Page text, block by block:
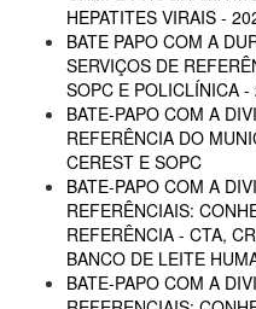
HEPATITES VIRAIS -
BATE PAPO COM A
SERVIÇOS DE
SOPC E POLICLÍNICA -
BATE-PAPO COM A
REFERÊNCIA DO
CEREST E SOPC
BATE-PAPO COM A
REFERÊNCIAIS:
REFERÊNCIA - CTA,
BANCO DE LEITE
BATE-PAPO COM A